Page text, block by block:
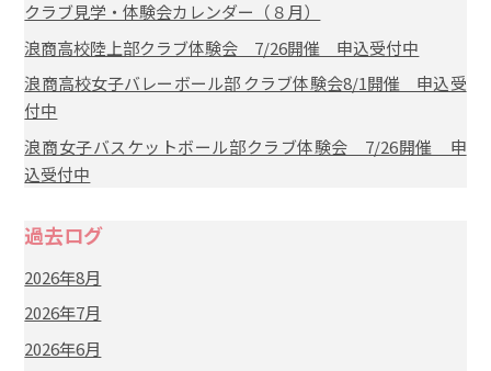
クラブ見学・体験会カレンダー（８月）
浪商高校陸上部クラブ体験会 7/26開催 申込受付中
浪商高校女子バレーボール部 クラブ体験会8/1開催 申込受
付中
浪商女子バスケットボール部クラブ体験会 7/26開催 申
込受付中
過去ログ
2026年8月
2026年7月
2026年6月